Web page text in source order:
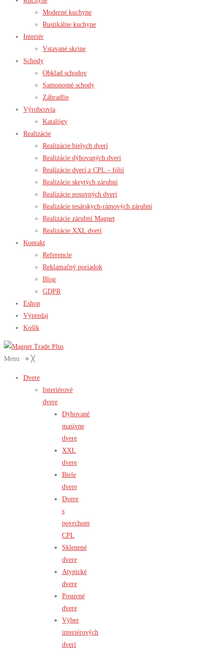
Moderné kuchyne
Rustikálne kuchyne
Interiér
Vstavané skrine
Schody
Obklad schodov
Samonosné schody
Zábradlie
Výrobcovia
Katalógy
Realizácie
Realizácie bielych dverí
Realizácie dýhovaných dverí
Realizácie dverí z CPL – fólií
Realizácie skrytých zárubní
Realizácie posuvných dverí
Realizácie tesárskych-rámových zárubní
Realizácie zárubní Magnet
Realizácie XXL dverí
Kontakt
Referencie
Reklamačný poriadok
Blog
GDPR
Eshop
Výpredaj
Košík
Menu ≡ ╳
Dvere
Interiérové
dvere
Dýhované
masívne
dvere
XXL
dvere
Biele
dvere
Dvere
s
povrchom
CPL
Sklenené
dvere
Atypické
dvere
Posuvné
dvere
Výber
interiérových
dverí